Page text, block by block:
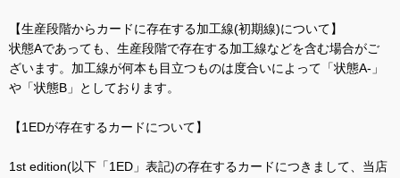
【生産段階からカードに存在する加工線(初期線)について】
状態Aであっても、生産段階で存在する加工線などを含む場合がご
ざいます。加工線が何本も目立つものは度合いによって「状態A-」
や「状態B」としております。
【1EDが存在するカードについて】
1st edition(以下「1ED」表記)の存在するカードにつきまして、当店